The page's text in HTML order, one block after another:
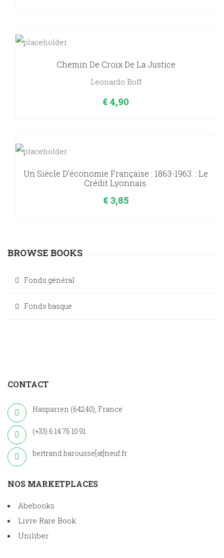
Chemin De Croix De La Justice
Leonardo Boff
€ 4,90
Un Siècle D’économie Française : 1863-1963. : Le
Crédit Lyonnais.
€ 3,85
BROWSE BOOKS
Fonds général
Fonds basque
CONTACT
Hasparren (64240), France
(+33) 6 14 76 10 91
bertrand.barousse[at]neuf.fr
NOS MARKETPLACES
Abebooks
Livre Rare Book
Uniliber